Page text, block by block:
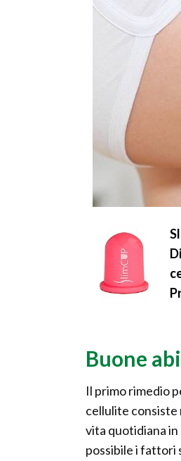
Buone
Il primo rimedio
cellulite consiste
vita quotidiana in
possibile i fattori